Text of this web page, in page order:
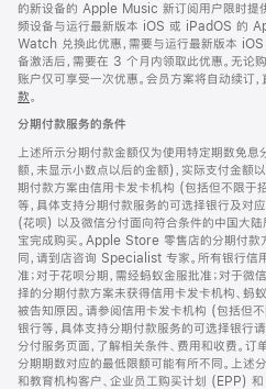
的新设备的 Apple Music 新订阅用户限时提
频设备与运行最新版本 iOS 或 iPadOS 的
Watch 兑换此优惠，需要与运行最新版本
备激活后，需要在 3 个月内领取此优惠。无论
账户仅可享受一次优惠。会员方案将自动续订
款。
窗
口
中
打
开)
分期付款服务的条件
上述所示分期付款金额仅为使用特定期数免
额，未显示小数点以后的金额)，实际支付金额
期付款方案由信用卡发卡机构 (包括但不限于
等，具体支持分期付款服务的可选择银行及对
(花呗) 以及微信分付面向符合条件的中国大陆
宝完成购买。Apple Store 零售店的分期付
同，请到店咨询 Specialist 专家。所有银行信
准；对于花呗分期，需经蚂蚁金服批准；对于微
择的分期付款方案未获得信用卡发卡机构、蚂
被告知原因。请参阅信用卡发卡机构 (包括但
银行等，具体支持分期付款服务的可选择银行
分付服务页面，了解相关条件、费用和收费。
分期期数对应的最低限额可能有所不同。上述
和教育机构客户、企业员工购买计划 (EPP)